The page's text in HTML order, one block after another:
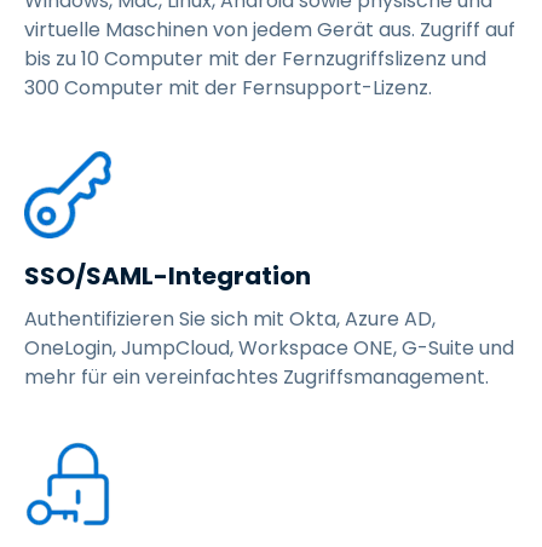
virtuelle Maschinen von jedem Gerät aus. Zugriff auf
bis zu 10 Computer mit der Fernzugriffslizenz und
300 Computer mit der Fernsupport-Lizenz.
SSO/SAML-Integration
Authentifizieren Sie sich mit Okta, Azure AD,
OneLogin, JumpCloud, Workspace ONE, G-Suite und
mehr für ein vereinfachtes Zugriffsmanagement.